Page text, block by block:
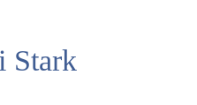
Stark